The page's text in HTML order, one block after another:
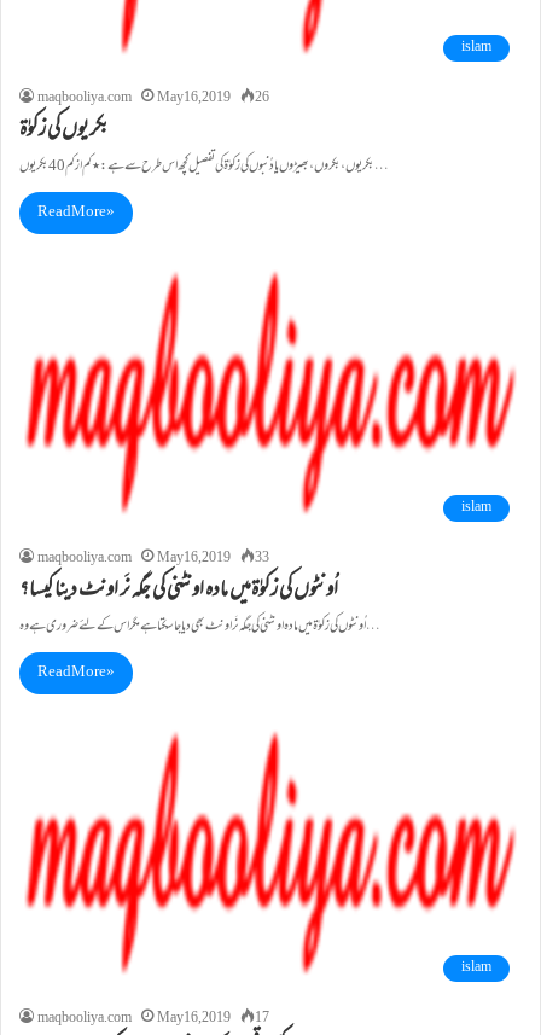
islam
maqbooliya.com
May 16, 2019 26
بکریوں کی زکوٰۃ
بکریوں ، بکروں،بھیڑوں یا دُنبوں کی زکوٰۃکی تفصیل کچھ اس طرح سے ہے : ٭ کم ازکم 40بکریوں…
Read More »
islam
maqbooliya.com
May 16, 2019 33
اُونٹوں کی زکوٰۃمیں مادہ اونٹنی کی جگہ نَر اونٹ دینا کیسا؟
اُونٹوں کی زکوٰۃمیں مادہ اونٹنی کی جگہ نَر اونٹ بھی دیا جاسکتا ہے مگر اس کے لئے ضروری ہے وہ…
Read More »
islam
maqbooliya.com
May 16, 2019 17